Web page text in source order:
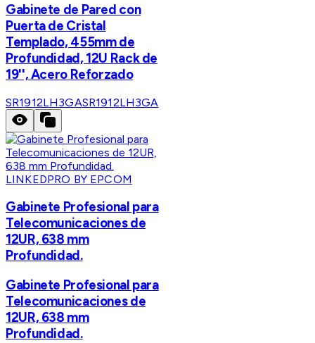
Gabinete de Pared con
Puerta de Cristal
Templado, 455mm de
Profundidad, 12U Rack de
19'', Acero Reforzado
SR1912LH3GASR1912LH3GA
LINKEDPRO BY EPCOM
Gabinete Profesional para
Telecomunicaciones de
12UR, 638 mm
Profundidad.
Gabinete Profesional para
Telecomunicaciones de
12UR, 638 mm
Profundidad.